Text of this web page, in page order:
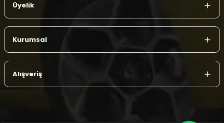
Üyelik
Kurumsal
Alışveriş